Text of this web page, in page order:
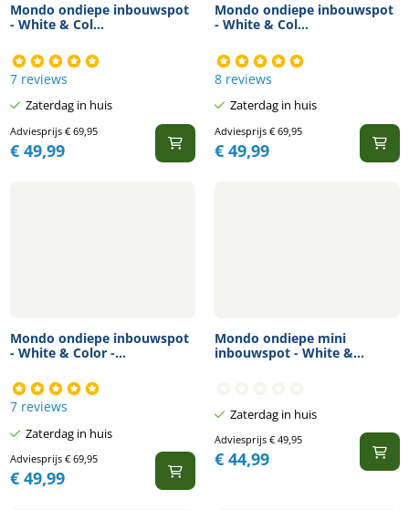
Mondo ondiepe inbouwspot
- White & Col...
7 reviews
Zaterdag in huis
Adviesprijs €69,95
€49,99
Mondo ondiepe inbouwspot
- White & Col...
8 reviews
Zaterdag in huis
Adviesprijs €69,95
€49,99
Mondo ondiepe inbouwspot
- White & Color -...
7 reviews
Zaterdag in huis
Adviesprijs €69,95
€49,99
Mondo ondiepe mini
inbouwspot - White &...
Zaterdag in huis
Adviesprijs €49,95
€44,99